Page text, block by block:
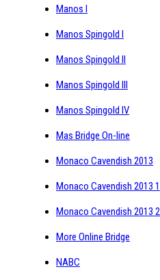
Manos I
Manos Spingold I
Manos Spingold II
Manos Spingold III
Manos Spingold IV
Mas Bridge On-line
Monaco Cavendish 2013
Monaco Cavendish 2013 1
Monaco Cavendish 2013 2
More Online Bridge
NABC